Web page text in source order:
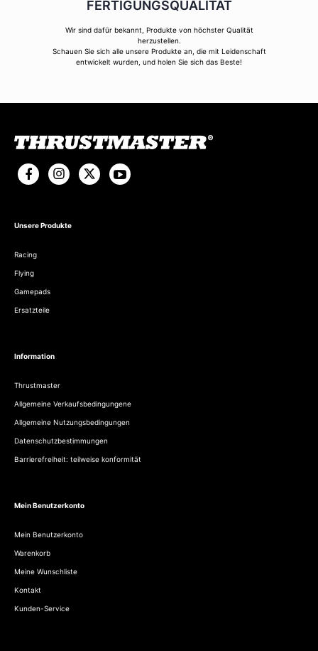
FERTIGUNGSQUALITÄT
Wir sind dafür bekannt, Produkte von höchster Qualität
herzustellen.
Schauen Sie sich alle unsere Produkte an, die mit Leidenschaft
entwickelt wurden, und holen Sie sich das Beste!
Unsere Produkte
Racing
Flying
Gamepads
Ersatzteile
Information
Thrustmaster
Allgemeine Verkaufsbedingungene
Allgemeine Nutzungsbedingungen
Datenschutzbestimmungen
Barrierefreiheit: teilweise konformität
Mein Benutzerkonto
Mein Benutzerkonto
Warenkorb
Meine Wunschliste
Kontakt
Kunden-Service